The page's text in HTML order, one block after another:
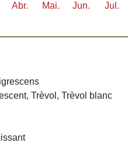
Abr. Mai. Jun. Jul.
Trèvol, Trèvol blanc